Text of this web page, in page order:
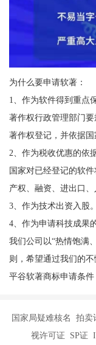
为什么要申请软著：
1、作为软件得到重点
著作权行政管理部门
著作权登记，并依据国
2、作为税收优惠的依
国家对已经登记的软
产权、融资、进出口、
3、作为技术出资入股。
4、作为申请科技成果
我们公司以“热情饱满
则，希望通过我们的不
平谷软著商标申请条件
国家局疑难核名 拍
视许可证 SP证